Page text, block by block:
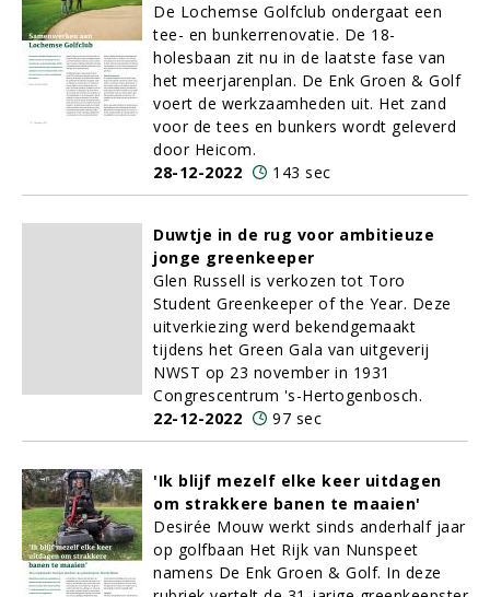
De Lochemse Golfclub ondergaat een
tee- en bunkerrenovatie. De 18-
holesbaan zit nu in de laatste fase van
het meerjarenplan. De Enk Groen & Golf
voert de werkzaamheden uit. Het zand
voor de tees en bunkers wordt geleverd
door Heicom.
28-12-2022
143 sec
Duwtje in de rug voor ambitieuze
jonge greenkeeper
Glen Russell is verkozen tot Toro
Student Greenkeeper of the Year. Deze
uitverkiezing werd bekendgemaakt
tijdens het Green Gala van uitgeverij
NWST op 23 november in 1931
Congrescentrum 's-Hertogenbosch.
22-12-2022
97 sec
'Ik blijf mezelf elke keer uitdagen
om strakkere banen te maaien'
Desirée Mouw werkt sinds anderhalf jaar
op golfbaan Het Rijk van Nunspeet
namens De Enk Groen & Golf. In deze